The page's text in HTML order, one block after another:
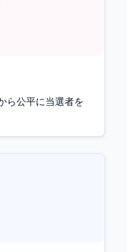
ら公平に当選者を